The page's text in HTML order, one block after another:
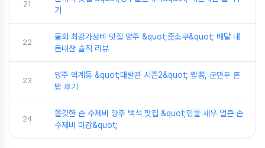
21
기
22
물회 최강가성비 맛집 양주 &quot;준소쿠&quot; 배달 내
돈내산 솔직 리뷰
23
양주 덕계동 &quot;대발관 시즌2&quot; 짬뽕, 군만두 혼
밥 후기
24
쫄깃한 손 수제비 양주 백석 맛집 &quot;민물 새우 얼큰 손
수제비 미감&quot;